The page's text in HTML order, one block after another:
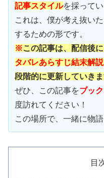
記事スタイルを採ってい
これは、僕が考え抜い
するための形です。
※この記事は、配信後に
タバレあらすじ結末解説
段階的に更新していきま
ぜひ、この記事をブッ
度訪れてください！
この場所で、一緒に物
目